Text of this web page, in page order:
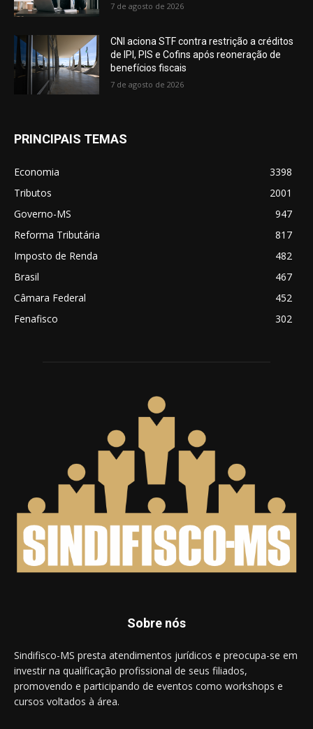
7 de agosto de 2026
CNI aciona STF contra restrição a créditos
de IPI, PIS e Cofins após reoneração de
benefícios fiscais
7 de agosto de 2026
PRINCIPAIS TEMAS
Economia
3398
Tributos
2001
Governo-MS
947
Reforma Tributária
817
Imposto de Renda
482
Brasil
467
Câmara Federal
452
Fenafisco
302
Sobre nós
Sindifisco-MS presta atendimentos jurídicos e preocupa-se em
investir na qualificação profissional de seus filiados,
promovendo e participando de eventos como workshops e
cursos voltados à área.